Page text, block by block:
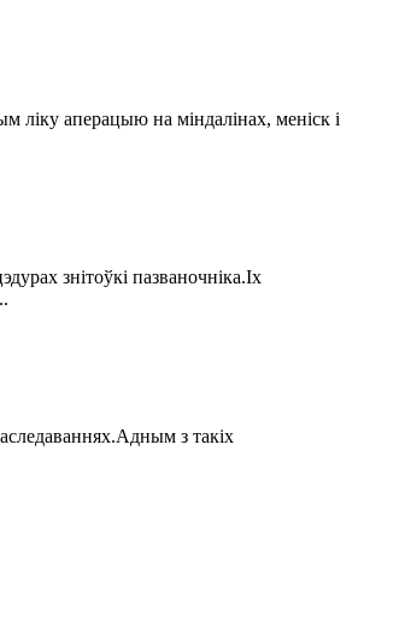
ліку аперацыю на міндалінах, меніск і
знітоўкі пазваночніка.Іх
з такіх